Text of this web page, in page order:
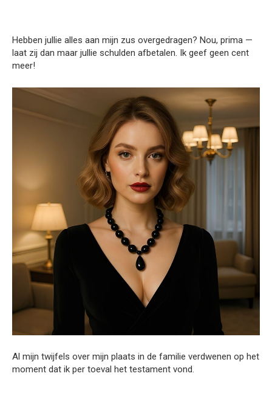
Hebben jullie alles aan mijn zus overgedragen? Nou, prima —
laat zij dan maar jullie schulden afbetalen. Ik geef geen cent
meer!
Al mijn twijfels over mijn plaats in de familie verdwenen op het
moment dat ik per toeval het testament vond.